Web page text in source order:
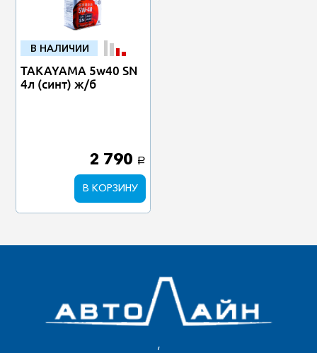
В НАЛИЧИИ
TAKAYAMA 5w40 SN
4л (синт) ж/б
2 790 a
В КОРЗИНУ
,